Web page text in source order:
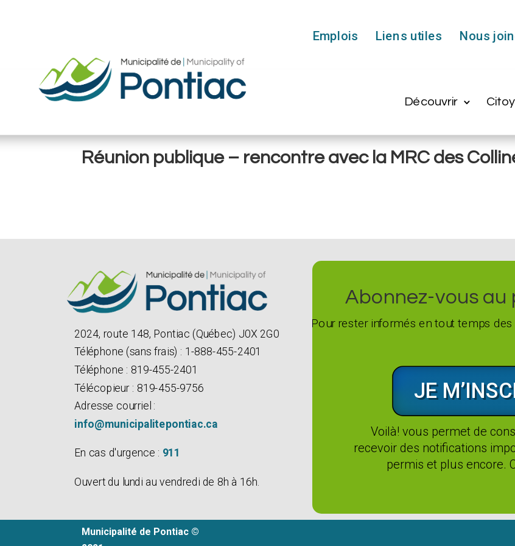
Emplois Liens utiles Nous
Découvrir
Réunion publique – rencontre avec la MRC des
2024, route 148, Pontiac (Québec) J0X 2G0
Téléphone (sans frais) : 1-888-455-2401
Téléphone : 819-455-2401
Télécopieur : 819-455-9756
Adresse courriel :
info@municipalitepontiac.ca
En cas d'urgence : 911
Ouvert du lundi au vendredi de 8h à 16h.
Abonnez-vous au
Pour rester informés en tout temps
JE
Voilà! vous permet de
recevoir des notifications
permis et plus encore.
Municipalité de Pontiac ©